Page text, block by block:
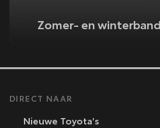
Zomer- en
DIRECT NAAR
Nieuwe Toyota's